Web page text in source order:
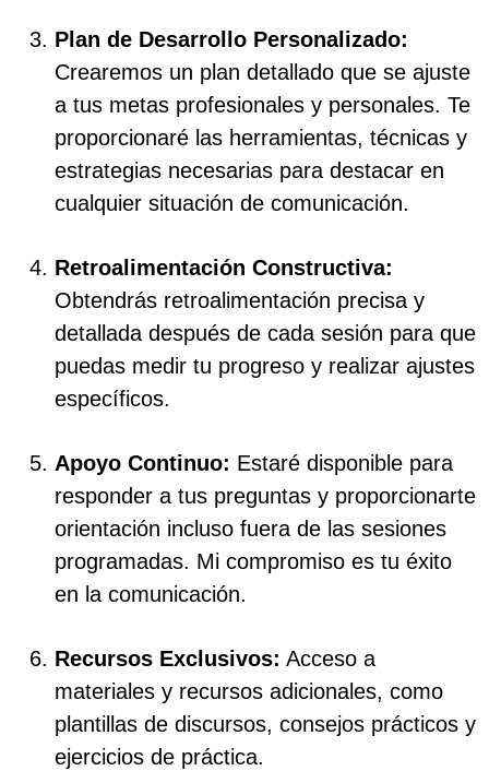
Plan de Desarrollo Personalizado:
Crearemos un plan detallado que se ajuste
a tus metas profesionales y personales. Te
proporcionaré las herramientas, técnicas y
estrategias necesarias para destacar en
cualquier situación de comunicación.
Retroalimentación Constructiva:
Obtendrás retroalimentación precisa y
detallada después de cada sesión para que
puedas medir tu progreso y realizar ajustes
específicos.
Apoyo Continuo: Estaré disponible para
responder a tus preguntas y proporcionarte
orientación incluso fuera de las sesiones
programadas. Mi compromiso es tu éxito
en la comunicación.
Recursos Exclusivos: Acceso a
materiales y recursos adicionales, como
plantillas de discursos, consejos prácticos y
ejercicios de práctica.